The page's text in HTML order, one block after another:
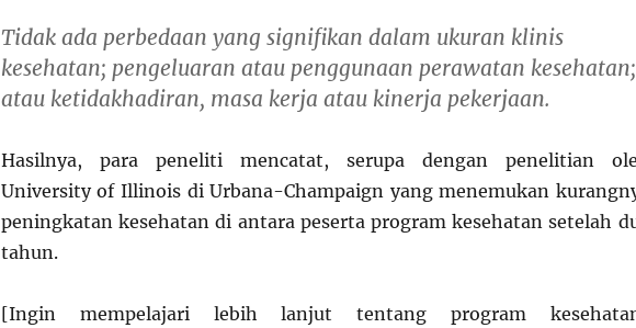
Tidak ada perbedaan yang signifikan dalam ukuran klinis
kesehatan; pengeluaran atau penggunaan perawatan kesehatan;
atau ketidakhadiran, masa kerja atau kinerja pekerjaan.
Hasilnya, para peneliti mencatat, serupa dengan penelitian
University of Illinois di Urbana-Champaign yang menemukan
peningkatan kesehatan di antara peserta program kesehatan setelah
tahun.
[Ingin mempelajari lebih lanjut tentang program